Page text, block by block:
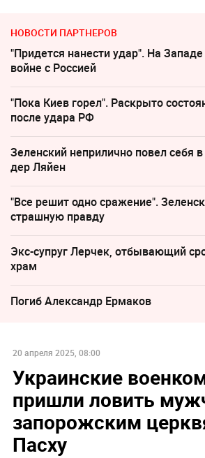
НОВОСТИ ПАРТНЕРОВ
"Придется нанести удар". На
войне с Россией
"Пока Киев горел". Раскрыто
после удара РФ
Зеленский неприлично повел cебя
дер Ляйен
"Все решит одно сражение".
страшную правду
Экс-супруг Лерчек, отбывающий
храм
Погиб Александр Ермаков
20 апреля 2025, 08:00
Украинские
пришли ловить
запорожским
Пасху